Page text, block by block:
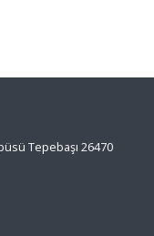
Tepebaşı 26470